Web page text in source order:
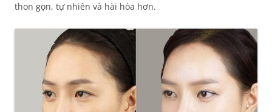
thon gọn, tự nhiên và hài hòa hơn.